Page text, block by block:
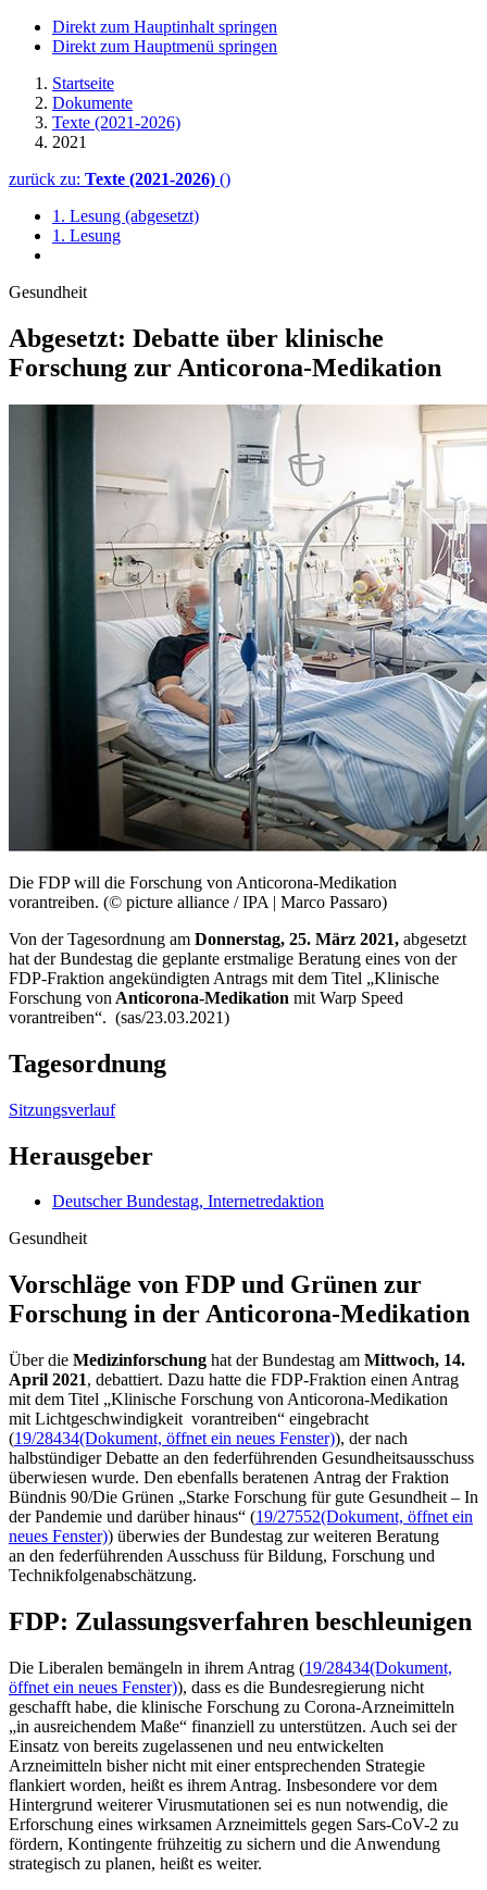
Direkt zum Hauptinhalt springen
Direkt zum Hauptmenü springen
Startseite
Dokumente
Texte (2021-2026)
2021
zurück zu: Texte (2021-2026) ()
1. Lesung (abgesetzt)
1. Lesung
Gesundheit
Abgesetzt: Debatte über klinische
Forschung zur Anticorona-Medikation
Die FDP will die Forschung von Anticorona-Medikation
vorantreiben. (© picture alliance / IPA | Marco Passaro)
Von der Tagesordnung am Donnerstag, 25. März 2021, abgesetzt
hat der Bundestag die geplante erstmalige Beratung eines von der
FDP-Fraktion angekündigten Antrags mit dem Titel „Klinische
Forschung von Anticorona-Medikation mit Warp Speed
vorantreiben“. (sas/23.03.2021)
Tagesordnung
Sitzungsverlauf
Herausgeber
Deutscher Bundestag, Internetredaktion
Gesundheit
Vorschläge von FDP und Grünen zur
Forschung in der Anticorona-Medikation
Über die Medizinforschung hat der Bundestag am Mittwoch, 14.
April 2021, debattiert. Dazu hatte die FDP-Fraktion einen Antrag
mit dem Titel „Klinische Forschung von Anticorona-Medikation
mit Lichtgeschwindigkeit vorantreiben“ eingebracht
(19/28434(Dokument, öffnet ein neues Fenster)), der nach
halbstündiger Debatte an den federführenden Gesundheitsausschuss
überwiesen wurde. Den ebenfalls beratenen Antrag der Fraktion
Bündnis 90/Die Grünen „Starke Forschung für gute Gesundheit – In
der Pandemie und darüber hinaus“ (19/27552(Dokument, öffnet ein
neues Fenster)) überwies der Bundestag zur weiteren Beratung
an den federführenden Ausschuss für Bildung, Forschung und
Technikfolgenabschätzung.
FDP: Zulassungsverfahren beschleunigen
Die Liberalen bemängeln in ihrem Antrag (19/28434(Dokument,
öffnet ein neues Fenster)), dass es die Bundesregierung nicht
geschafft habe, die klinische Forschung zu Corona-Arzneimitteln
„in ausreichendem Maße“ finanziell zu unterstützen. Auch sei der
Einsatz von bereits zugelassenen und neu entwickelten
Arzneimitteln bisher nicht mit einer entsprechenden Strategie
flankiert worden, heißt es ihrem Antrag. Insbesondere vor dem
Hintergrund weiterer Virusmutationen sei es nun notwendig, die
Erforschung eines wirksamen Arzneimittels gegen Sars-CoV-2 zu
fördern, Kontingente frühzeitig zu sichern und die Anwendung
strategisch zu planen, heißt es weiter.